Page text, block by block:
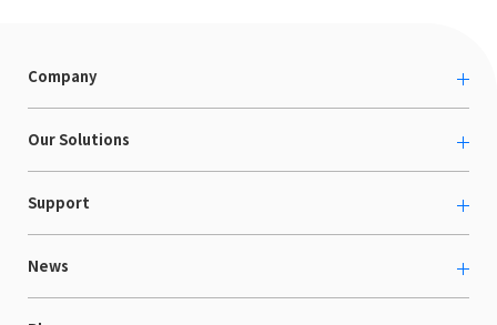
Company
About us
カルチャー
採用情報
Our Solutions
越境ECコンサルティング
Shopee支援
LaunchCart
Support
お役立ち資料
セミナー情報
News